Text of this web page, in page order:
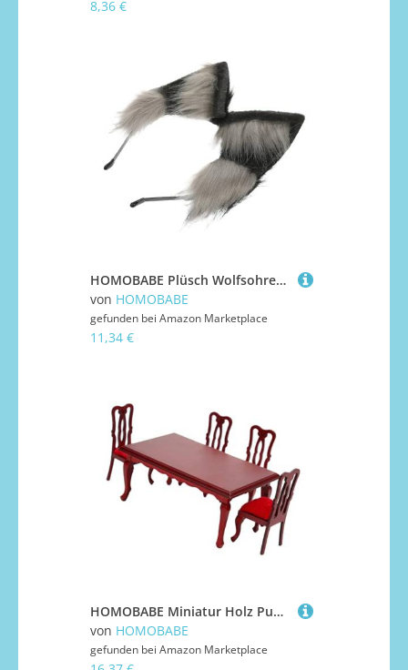
8,36 €
HOMOBABE Plüsch Wolfsohren Haarreifen Weiches Stirnband Festlicher Kopfschmuck für Halloween Party und Alltag Bequem und Rutschfest Schwarze und Graue Farben Geschenkidee für Freunde
von HOMOBABE
gefunden bei Amazon Marketplace
11,34 €
HOMOBABE Miniatur Holz Puppenhaus Möbel Tisch Stühle Miniaturspielzeug für Puppenhaus Zubehör Vintage Stil Stabiles Kinderzimmer Dekoration Handgefertigte Miniatur Ornamente
von HOMOBABE
gefunden bei Amazon Marketplace